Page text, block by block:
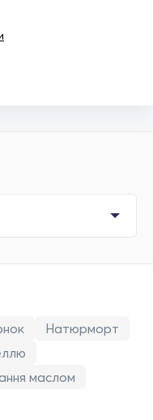
Натюрморт
маслом